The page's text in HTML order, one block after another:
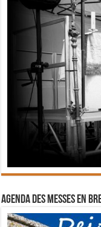
Agenda des messes en